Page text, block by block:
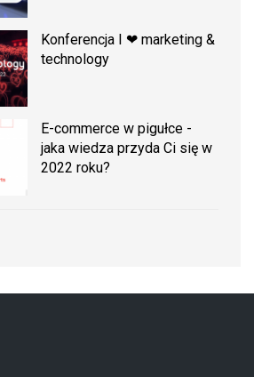
Konferencja I ❤ marketing &
technology
E-commerce w pigułce -
jaka wiedza przyda Ci się w
2022 roku?